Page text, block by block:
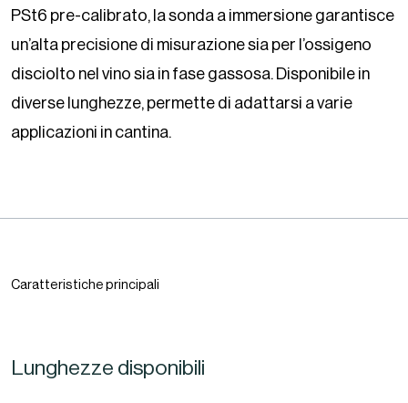
PSt6 pre-calibrato, la sonda a immersione garantisce
un’alta precisione di misurazione sia per l’ossigeno
disciolto nel vino sia in fase gassosa. Disponibile in
diverse lunghezze, permette di adattarsi a varie
applicazioni in cantina.
Caratteristiche principali
Lunghezze disponibili